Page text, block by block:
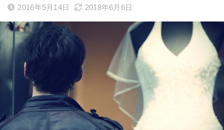
2016年5月14日 2018年6月6日